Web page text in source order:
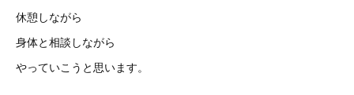
休憩しながら
身体と相談しながら
やっていこうと思います。